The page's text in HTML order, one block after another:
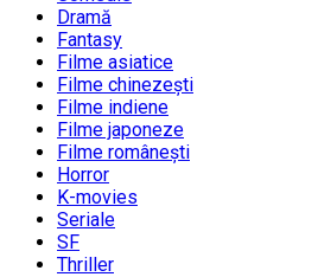
Dramă
Fantasy
Filme asiatice
Filme chinezești
Filme indiene
Filme japoneze
Filme românești
Horror
K-movies
Seriale
SF
Thriller